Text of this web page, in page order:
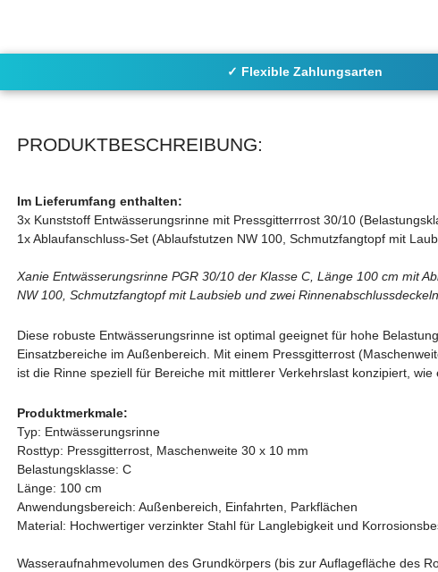
✓ Flexible Zahlungsarten
PRODUKTBESCHREIBUNG:
Im Lieferumfang enthalten:
3x Kunststoff Entwässerungsrinne mit Pressgitterrrost 30/10
1x Ablaufanschluss-Set (Ablaufstutzen NW 100, Schmutzfangtopf mit
Xanie Entwässerungsrinne PGR 30/10 der Klasse C, Länge 100 cm mit
NW 100, Schmutzfangtopf mit Laubsieb und zwei Rinnenabschlussdeckeln
Diese robuste Entwässerungsrinne ist optimal geeignet für hohe
Einsatzbereiche im Außenbereich. Mit einem Pressgitterrost
ist die Rinne speziell für Bereiche mit mittlerer Verkehrslast konzipiert,
Produktmerkmale:
Typ: Entwässerungsrinne
Rosttyp: Pressgitterrost, Maschenweite 30 x 10 mm
Belastungsklasse: C
Länge: 100 cm
Anwendungsbereich: Außenbereich, Einfahrten, Parkflächen
Material: Hochwertiger verzinkter Stahl für Langlebigkeit und
Wasseraufnahmevolumen des Grundkörpers (bis zur Auflagefläche des